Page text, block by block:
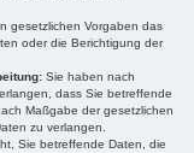
gesetzlichen Vorgaben das
oder die Berichtigung der
Sie haben nach
dass Sie betreffende
Maßgabe der gesetzlichen
zu verlangen.
Sie betreffende Daten, die